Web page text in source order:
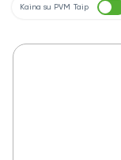
Kaina su PVM Taip